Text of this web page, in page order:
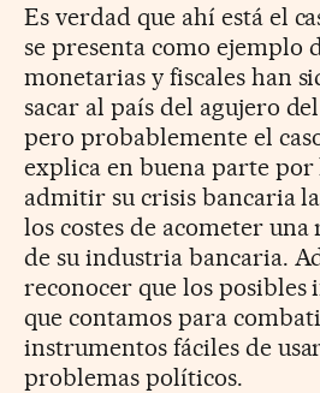
Es verdad que ahí está el
se presenta como ejemplo
monetarias y fiscales han
sacar al país del agujero
pero probablemente el
explica en buena parte por
admitir su crisis bancaria
los costes de acometer
de su industria bancaria.
reconocer que los posibles
que contamos para
instrumentos fáciles de
problemas políticos.